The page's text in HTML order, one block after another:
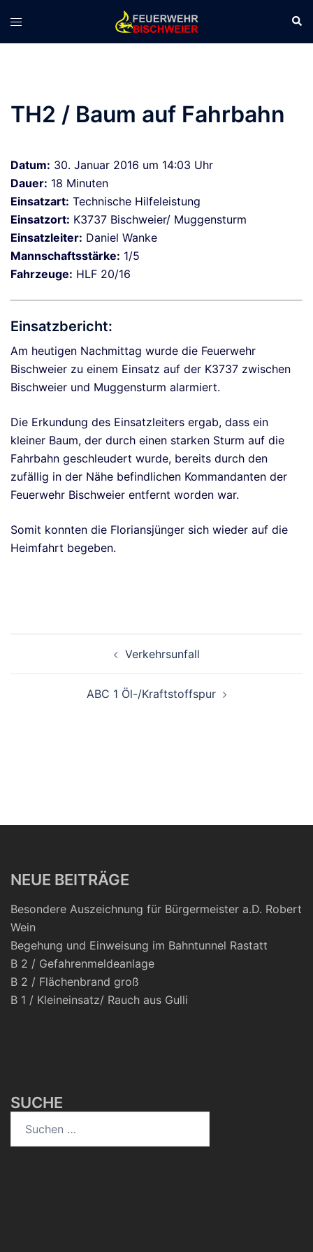
Inhalt
springen
Menü
TH2 / Baum auf Fahrbahn
Datum: 30. Januar 2016 um 14:03 Uhr
Dauer: 18 Minuten
Einsatzart: Technische Hilfeleistung
Einsatzort: K3737 Bischweier/ Muggensturm
Einsatzleiter: Daniel Wanke
Mannschaftsstärke: 1/5
Fahrzeuge: HLF 20/16
Einsatzbericht:
Am heutigen Nachmittag wurde die Feuerwehr
Bischweier zu einem Einsatz auf der K3737 zwischen
Bischweier und Muggensturm alarmiert.
Die Erkundung des Einsatzleiters ergab, dass ein
kleiner Baum, der durch einen starken Sturm auf die
Fahrbahn geschleudert wurde, bereits durch den
zufällig in der Nähe befindlichen Kommandanten der
Feuerwehr Bischweier entfernt worden war.
Somit konnten die Floriansjünger sich wieder auf die
Heimfahrt begeben.
Verkehrsunfall
ABC 1 Öl-/Kraftstoffspur
NEUE BEITRÄGE
Besondere Auszeichnung für Bürgermeister a.D. Robert
Wein
Begehung und Einweisung im Bahntunnel Rastatt
B 2 / Gefahrenmeldeanlage
B 2 / Flächenbrand groß
B 1 / Kleineinsatz/ Rauch aus Gulli
SUCHE